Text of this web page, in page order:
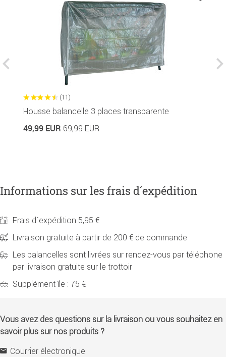
(11)
Housse balancelle 3 places transparente
49,99 EUR 69,99 EUR
Informations sur les frais d´expédition
Frais d´expédition 5,95 €
Livraison gratuite à partir de 200 € de commande
Les balancelles sont livrées sur rendez-vous par téléphone
par livraison gratuite sur le trottoir
Supplément île : 75 €
Vous avez des questions sur la livraison ou vous souhaitez en
savoir plus sur nos produits ?
Courrier électronique